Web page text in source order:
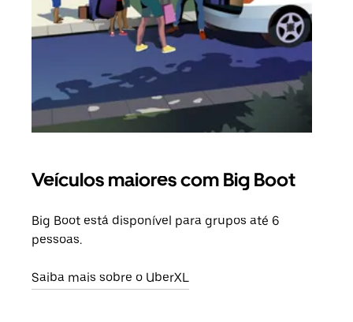
Veículos maiores com Big Boot
Big Boot está disponível para grupos até 6
pessoas.
Saiba mais sobre o UberXL